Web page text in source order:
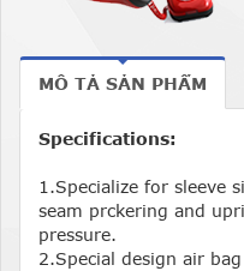
MÔ TẢ SẢN PHẨM
Specifications:
1.Specialize for sleeve
seam prckering and
pressure.
2.Special design air